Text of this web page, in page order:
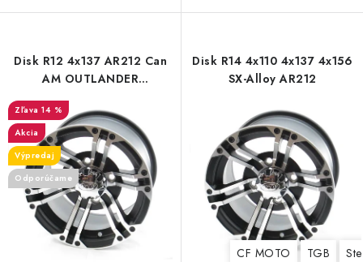
Disk R12 4x137 AR212 Can
AM OUTLANDER
RENEGADE COMMANDER
14 %
Akcia
Výpredaj
Odporúčame
Disk R14 4x110 4x137 4x156
SX-Alloy AR212
CF MOTO TGB